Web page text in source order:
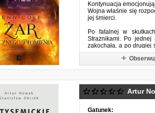
Kontynuacja
Wojna właśnie się
jej śmierci.
Po fatalnej w
Strażnikami. Po
zakochała, a po drugiej
musi ostrożnie
Artur
Gatunek: